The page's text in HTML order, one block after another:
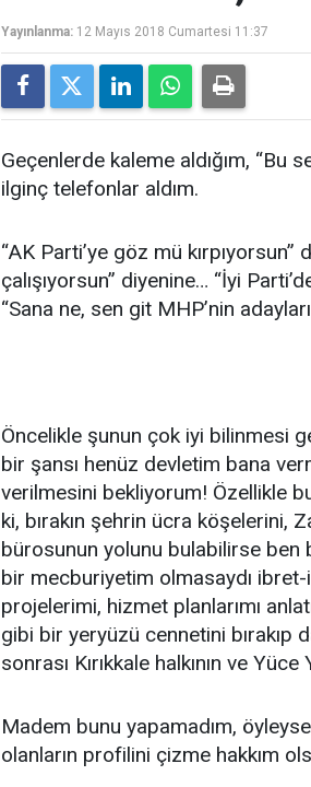
Yayınlanma: 12 Mayıs 2018 Cumartesi 11:37
Geçenlerde kaleme aldığım, “Bu
ilginç telefonlar aldım.
“AK Parti’ye göz mü
çalışıyorsun” diyenine… “İyi
“Sana ne, sen git MHP’nin
Öncelikle şunun çok iyi bilinmesi
bir şansı henüz devletim bana
verilmesini bekliyorum! Özellikle
ki, bırakın şehrin ücra köşelerini,
bürosunun yolunu bulabilirse ben
bir mecburiyetim olmasaydı ibret-
projelerimi, hizmet planlarımı
gibi bir yeryüzü cennetini bırakıp
sonrası Kırıkkale halkının ve
Madem bunu yapamadım,
olanların profilini çizme hakkım